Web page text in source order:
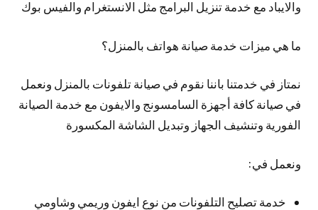
والايباد مع خدمة تنزيل البرامج مثل الانستغرام والفيس بوك
ما هي ميزات خدمة صيانة هواتف بالمنزل؟
نمتاز في خدمتنا باننا نقوم في صيانة تلفونات بالمنزل ونعمل
في صيانة كافة أجهزة السامسونج والايفون مع خدمة الصيانة
الفورية وتنشيف الجهاز وتبديل الشاشة المكسورة
ونعمل في:
خدمة تصليح التلفونات من نوع ايفون وريمي وشاومي